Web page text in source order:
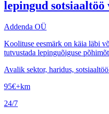
lepingud sotsiaaltöö
Addenda OÜ
Koolituse eesmärk on käia läbi
tutvustada lepinguõiguse
Avalik sektor, haridus, sotsiaaltöö
95€+km
24/7